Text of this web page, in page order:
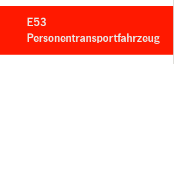
E53
Personentransportfahrzeug